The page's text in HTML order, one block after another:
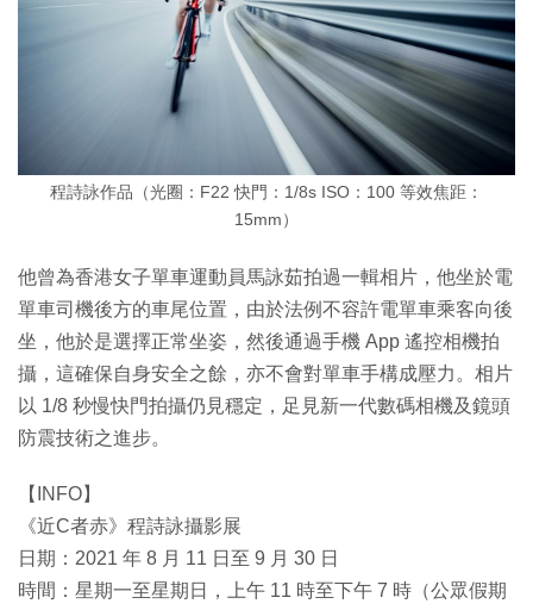
程詩詠作品（光圈：F22 快門：1/8s ISO：100 等效焦距：
15mm）
他曾為香港女子單車運動員馬詠茹拍過一輯相片，他坐於電
單車司機後方的車尾位置，由於法例不容許電單車乘客向後
坐，他於是選擇正常坐姿，然後通過手機 App 遙控相機拍
攝，這確保自身安全之餘，亦不會對單車手構成壓力。相片
以 1/8 秒慢快門拍攝仍見穩定，足見新一代數碼相機及鏡頭
防震技術之進步。
【INFO】
《近C者赤》程詩詠攝影展
日期：2021 年 8 月 11 日至 9 月 30 日
時間：星期一至星期日，上午 11 時至下午 7 時（公眾假期